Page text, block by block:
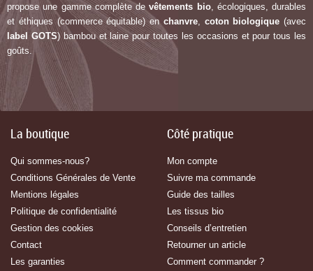
propose une gamme complète devêtements bio, écologiques, durables
et éthiques (commerce équitable) en chanvre, coton biologique (avec
label GOTS) bambou et laine pour toutes les occasions et pour tous les
goûts.
La boutique
Qui sommes-nous?
Conditions Générales de Vente
Mentions légales
Politique de confidentialité
Gestion des cookies
Contact
Les garanties
Côté pratique
Mon compte
Suivre ma commande
Guide des tailles
Les tissus bio
Conseils d’entretien
Retourner un article
Comment commander ?